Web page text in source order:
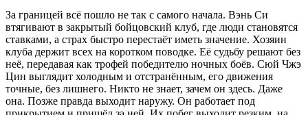
За границей всё пошло не так с самого начала. Вэнь Си
втягивают в закрытый бойцовский клуб, где люди становятся
ставками, а страх быстро перестаёт иметь значение. Хозяин
клуба держит всех на коротком поводке. Её судьбу решают без
неё, передавая как трофей победителю ночных боёв. Сюй Чжэ
Цин выглядит холодным и отстранённым, его движения
точные, без лишнего. Никто не знает, зачем он здесь. Даже
она. Позже правда выходит наружу. Он работает под